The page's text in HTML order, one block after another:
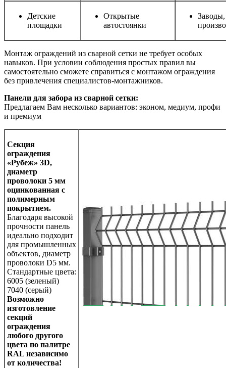
Детские
площадки
Открытые
автостоянки
Монтаж ограждений из сварной сетки не требует особых
навыков. При условии соблюдения простых правил вы
самостоятельно сможете справиться с монтажом ограждения
без привлечения специалистов-монтажников.
Панели для забора из сварной сетки:
Предлагаем Вам несколько вариантов: эконом, медиум, профи
и премиум
Секция
ограждения
«Рубеж» 3D,
диаметр
проволоки 5 мм
оцинкованная с
полимерным
покрытием.
Благодаря высокой
прочности панель
идеально подходит
для промышленных
объектов, диаметр
проволоки D5 мм.
Стандартные цвета:
6005 (зеленый)
7040 (серый)
Возможно
изготовление
секций
ограждения
любого другого
цвета по палитре
RAL независимо
от количества!